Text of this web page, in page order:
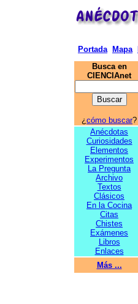
Portada Mapa
Busca en
CIENCIAnet
¿ cómo buscar?
Anécdotas
Curiosidades
Elementos
Experimentos
La Pregunta
Archivo
Textos
Clásicos
En la Cocina
Citas
Chistes
Exámenes
Libros
Enlaces
Más ...